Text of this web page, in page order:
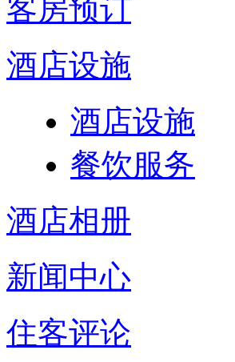
客房预订
酒店设施
酒店设施
餐饮服务
酒店相册
新闻中心
住客评论